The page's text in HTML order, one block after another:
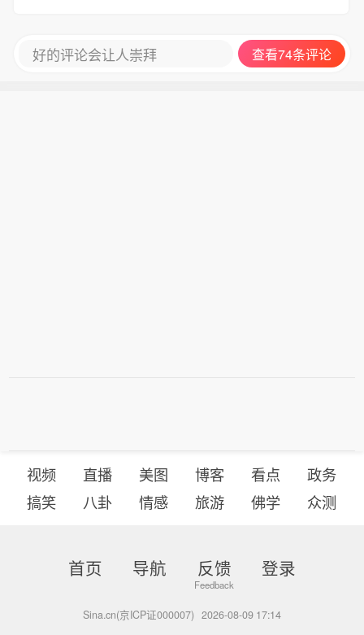
好的评论会让人崇拜 查看74条评论
视频 直播 美图 博客 看点
政务
搞笑
八卦 情感 旅游 佛学 众测
首页 导航 反馈 登录
Sina.cn(京ICP证000007) 2026-08-09 17:14